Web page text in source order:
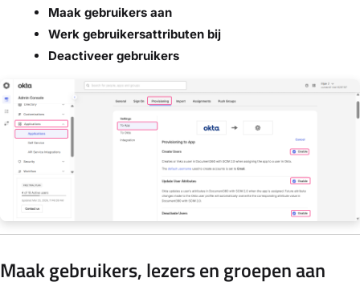
Maak gebruikers aan
Werk gebruikersattributen bij
Deactiveer gebruikers
Maak gebruikers, lezers en groepen aan